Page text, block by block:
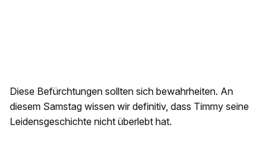
Diese Befürchtungen sollten sich bewahrheiten. An
diesem Samstag wissen wir definitiv, dass Timmy seine
Leidensgeschichte nicht überlebt hat.